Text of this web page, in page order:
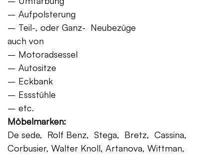
– Aufpolsterung
– Teil-, oder Ganz- Neubezüge
auch von
– Motoradsessel
– Autositze
– Eckbank
– Essstühle
– etc.
Möbelmarken:
De sede, Rolf Benz, Stega, Bretz, Cassina,
Corbusier, Walter Knoll, Artanova, Wittman,